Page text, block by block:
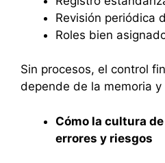
Revisión periódica
Roles bien
Sin procesos, el control
depende de la memoria
Cómo la cultura
errores y riesgos